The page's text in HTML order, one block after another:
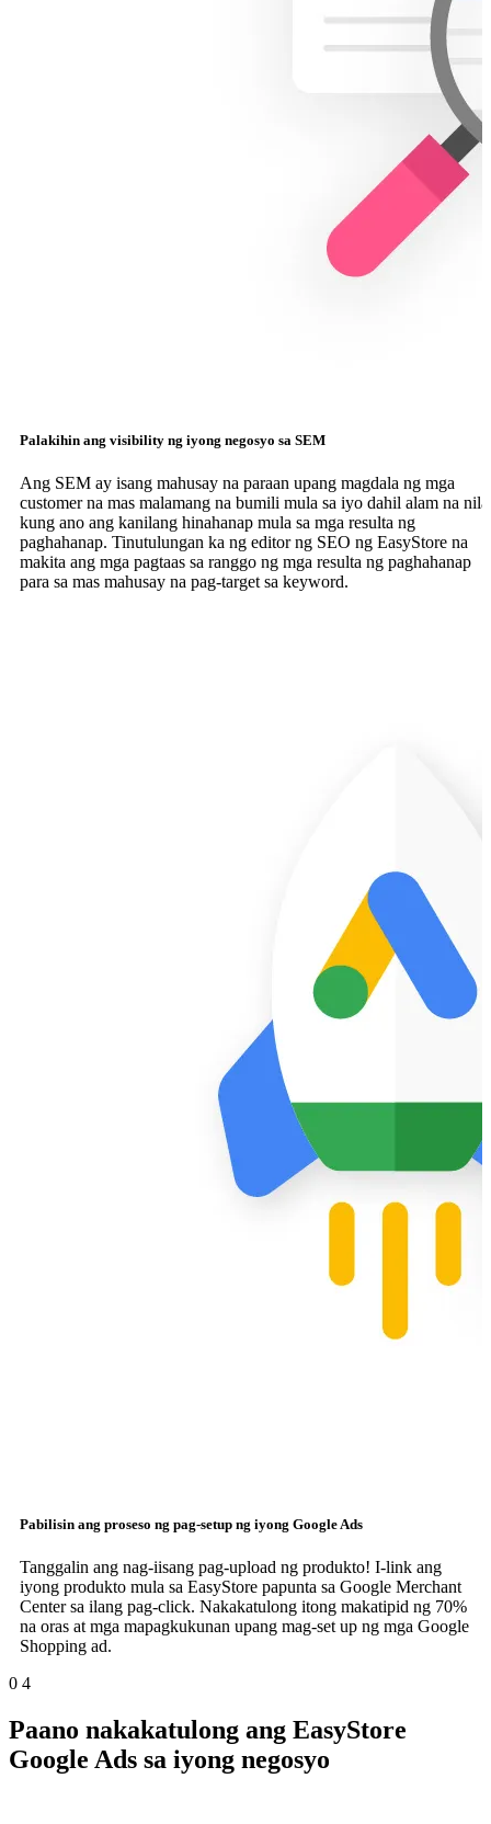
Palakihin ang visibility ng iyong negosyo sa SEM
Ang SEM ay isang mahusay na paraan upang magdala ng mga
customer na mas malamang na bumili mula sa iyo dahil alam na nila
kung ano ang kanilang hinahanap mula sa mga resulta ng
paghahanap. Tinutulungan ka ng editor ng SEO ng EasyStore na
makita ang mga pagtaas sa ranggo ng mga resulta ng paghahanap
para sa mas mahusay na pag-target sa keyword.
Pabilisin ang proseso ng pag-setup ng iyong Google Ads
Tanggalin ang nag-iisang pag-upload ng produkto! I-link ang
iyong produkto mula sa EasyStore papunta sa Google Merchant
Center sa ilang pag-click. Nakakatulong itong makatipid ng 70%
na oras at mga mapagkukunan upang mag-set up ng mga Google
Shopping ad.
0 4
Paano nakakatulong ang EasyStore
Google Ads sa iyong negosyo